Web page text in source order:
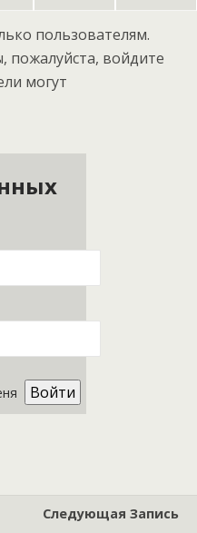
пользователям.
пожалуйста, войдите
могут
Следующая Запись